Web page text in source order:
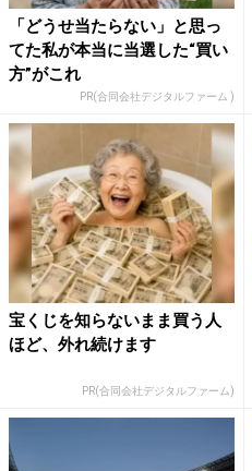
「どうせ当たらない」と思っ
てた私が本当に当選した“買い
方”がこれ
PR(合同会社デジタルファーム )
宝くじを知らないまま買う人
ほど、外れ続けます
PR(合同会社デジタルファーム)